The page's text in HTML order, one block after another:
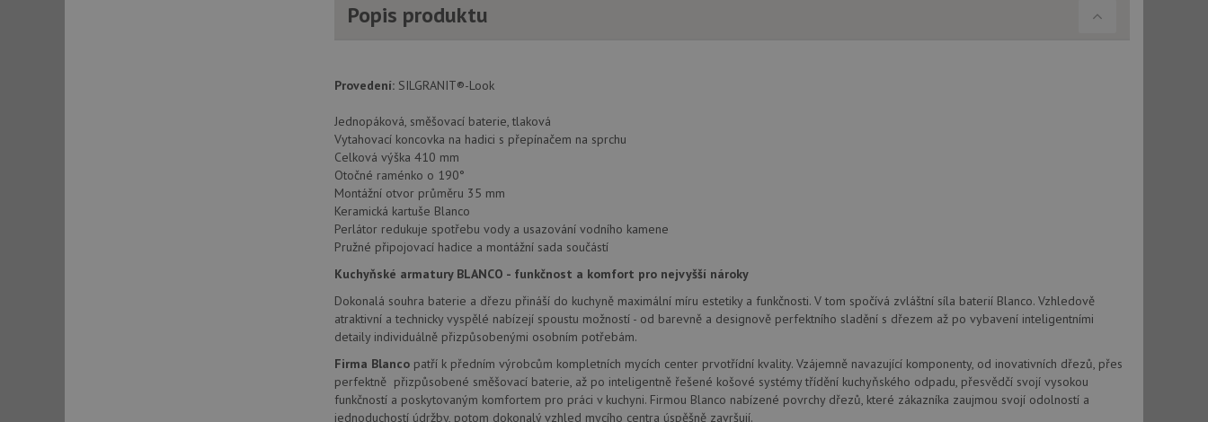
Popis produktu
Provedení: SILGRANIT®-Look
Jednopáková, směšovací baterie, tlaková
Vytahovací koncovka na hadici s přepínačem na sprchu
Celková výška 410 mm
Otočné raménko o 190°
Montážní otvor průměru 35 mm
Keramická kartuše Blanco
Perlátor redukuje spotřebu vody a usazování vodního kamene
Pružné připojovací hadice a montážní sada součástí
Kuchyňské armatury BLANCO - funkčnost a komfort pro nejvyšší nároky
Dokonalá souhra baterie a dřezu přináší do kuchyně maximální míru estetiky a funkčnosti. V tom spočívá zvláštní síla baterií Blanco. Vzhledově
atraktivní a technicky vyspělé nabízejí spoustu možností - od barevně a designově perfektního sladění s dřezem až po vybavení inteligentními
detaily individuálně přizpůsobenými osobním potřebám.
Firma Blanco patří k předním výrobcům kompletních mycích center prvotřídní kvality. Vzájemně navazující komponenty, od inovativních dřezů, přes
perfektně přizpůsobené směšovací baterie, až po inteligentně řešené košové systémy třídění kuchyňského odpadu, přesvědčí svojí vysokou
funkčností a poskytovaným komfortem pro práci v kuchyni. Firmou Blanco nabízené povrchy dřezů, které zákazníka zaujmou svojí odolností a
jednoduchostí údržby, potom dokonalý vzhled mycího centra úspěšně završují.
www.drezy-
blanco.cz
4 týdny
návštěvníků. Je nutné, aby banner cookie Cookie-Script.com
fungoval správně.
AUTORIZACE
www.drezy-
blanco.cz
Poskytovatel
Doména
Google LLC
.drezy-
blanco.cz
1 rok
1
měsíc
Tento název souboru cookie je spojen s Google Universal Analytics - což je
významná aktualizace běžněji používané analytické služby Google. Tento soubor
cookie se používá k rozlišení jedinečných uživatelů přiřazením náhodně
vygenerovaného čísla jako identifikátoru klienta. Je součástí každého požadavku
na stránku na webu a slouží k výpočtu údajů o návštěvnících, relacích a
kampaních pro analytické přehledy webů.
_ga_9T91YFLEPX
.drezy-
blanco.cz
1 rok
1
měsíc
Tento soubor cookie používá Google Analytics k zachování stavu relace.
Název
Poskytovatel
Doména
Vyprší Popis
VISITOR_PRIVACY_METADATA
YouTube
.youtube.com
6 měsíců
Tento soubor cookie slouží k ukládání souhlasu uživatele a
volby soukromí pro jejich interakci s webem. Zaznamenává
údaje o souhlasu návštěvníka s různými zásadami ochrany
preference budou v budoucích sezeních respektovány.
__Secure-YNID
.youtube.com
6 měsíců
Google LLC
1 rok
Tento soubor cookie nastavuje společnost Doubleclick a
zásadách ochrany soukromí společnosti Google